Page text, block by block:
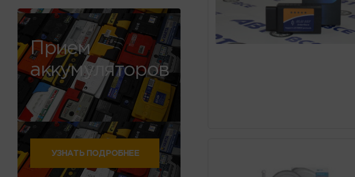
Прием
аккумуляторов
УЗНАТЬ ПОДРОБНЕЕ